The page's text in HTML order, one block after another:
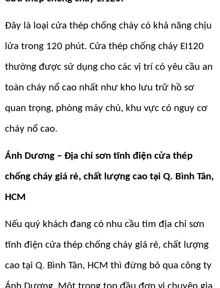
Đây là loại cửa thép chống cháy có khả năng chịu
lửa trong 120 phút. Cửa thép chống cháy EI120
thường được sử dụng cho các vị trí có yêu cầu an
toàn cháy nổ cao nhất như kho lưu trữ hồ sơ
quan trọng, phòng máy chủ, khu vực có nguy cơ
cháy nổ cao.
Ánh Dương – Địa chỉ sơn tĩnh điện cửa thép
chống cháy giá rẻ, chất lượng cao tại Q. Bình Tân,
HCM
Nếu quý khách đang có nhu cầu tìm địa chỉ sơn
tĩnh điện cửa thép chống cháy giá rẻ, chất lượng
cao tại Q. Bình Tân, HCM thì đừng bỏ qua công ty